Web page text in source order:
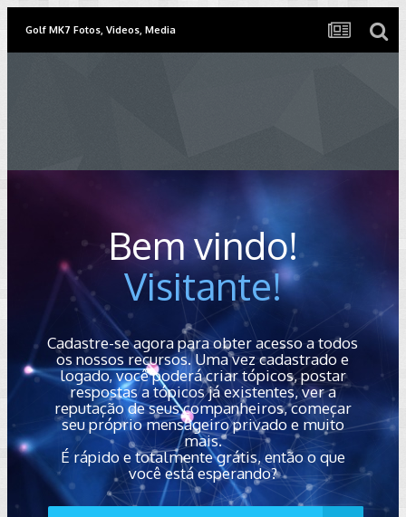
Golf MK7 Fotos, Videos, Media
Bem vindo!
Visitante!
Cadastre-se agora para obter acesso a todos
os nossos recursos. Uma vez cadastrado e
logado, você poderá criar tópicos, postar
respostas a tópicos já existentes, ver a
reputação de seus companheiros, começar
seu próprio mensageiro privado e muito
mais.
É rápido e totalmente grátis, então o que
você está esperando?